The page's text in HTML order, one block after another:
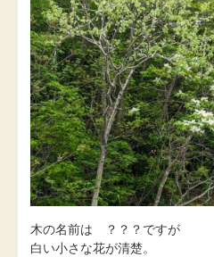
木の名前は ？？？ですが
白い小さな花が清楚。